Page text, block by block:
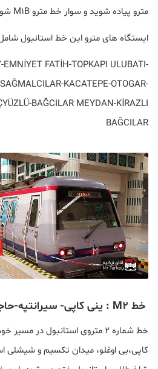
مترو پیاده شوید و سوار خط مترو M1B شوید . به مسیر ادامه دهید.
ایستگاه های مترو این خط استانبول
EMNİYET FATİH-TOPKAPI ULUBATI-
KACATEPE-OTOGAR-
BAĞCILAR MEYDAN-KİRAZLI
BAĞCILAR
خط M2 : ینی کاپی- سیرانتپه-حاجی عثمان
خط شماره ۲ متروی استانبول در
کاپی،‌بی اوغلو، میدان تکسیم و شیشلی